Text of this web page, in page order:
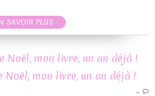
SAVOIR PLUS
Noël, mon livre, un an déjà !
…